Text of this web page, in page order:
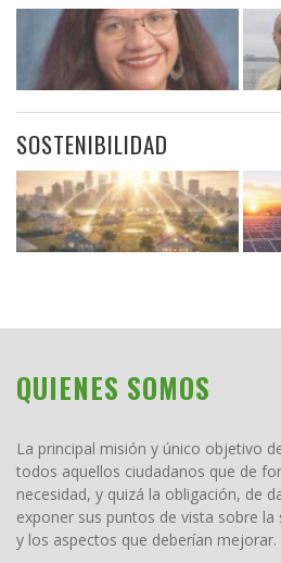
SOSTENIBILIDAD
QUIENES SOMOS
La principal misión y único objetivo
todos aquellos ciudadanos que de
necesidad, y quizá la obligación, de
exponer sus puntos de vista sobre
y los aspectos que deberían mejorar.